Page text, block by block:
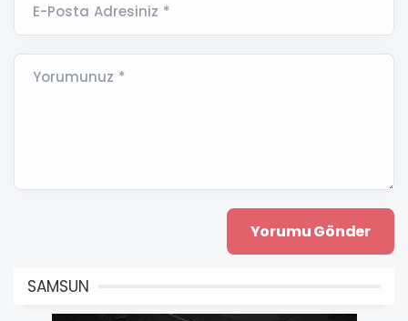
E-Posta Adresiniz *
Yorumunuz *
SAMSUN